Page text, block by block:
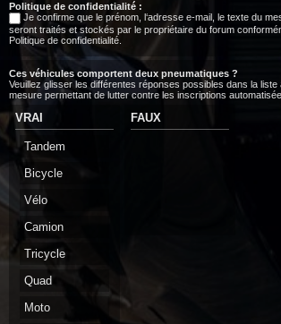
Politique de confidentialité :
Je confirme que le prénom, l‘adresse e-mail, le texte du
seront traités et stockés par le propriétaire du forum
Politique de confidentialité
Ces véhicules comportent deux pneumatiques ?
Veuillez glisser les différentes réponses possibles dans la
mesure permettant de lutter contre les inscriptions
VRAI
Tandem
Bicycle
Vélo
Camion
Tricycle
Quad
Moto
FAUX